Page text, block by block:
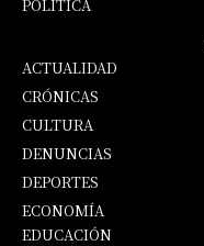
POLÍTICA
ACTUALIDAD
CRÓNICAS
CULTURA
DENUNCIAS
DEPORTES
ECONOMÍA
EDUCACIÓN